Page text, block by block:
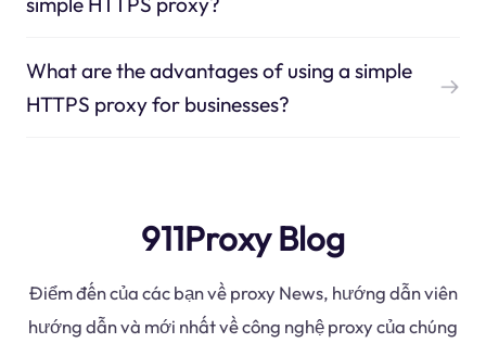
What are the advantages of using a simple
HTTPS proxy for businesses?
911Proxy Blog
Điểm đến của các bạn về proxy News, hướng dẫn viên
hướng dẫn và mới nhất về công nghệ proxy của chúng